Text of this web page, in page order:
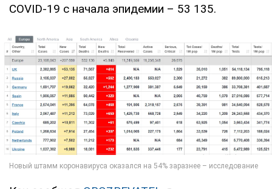
COVID-19 с начала эпидемии – 53 135.